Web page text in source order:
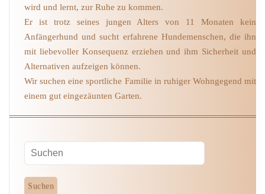
wird und lernt, zur Ruhe zu kommen.
Er ist trotz seines jungen Alters von 11 Monaten kein
Anfängerhund und sucht erfahrene Hundemenschen, die ihn
mit liebevoller Konsequenz erziehen und ihm Sicherheit und
Alternativen aufzeigen können.
Wir suchen eine sportliche Familie in ruhiger Wohngegend mit
einem gut eingezäunten Garten.